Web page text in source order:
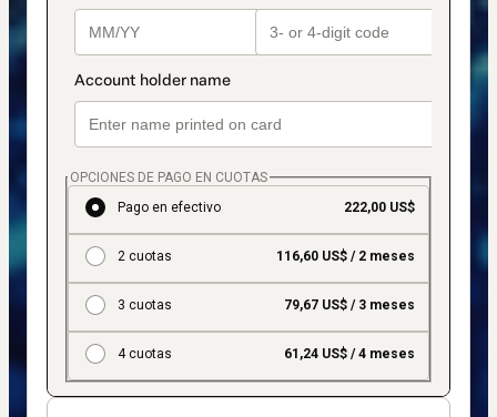
OPCIONES DE PAGO EN CUOTAS
Pago en efectivo
222,00 US$
2 cuotas 116,60 US$ / 2 meses
3 cuotas 79,67 US$ / 3 meses
4 cuotas 61,24 US$ / 4 meses